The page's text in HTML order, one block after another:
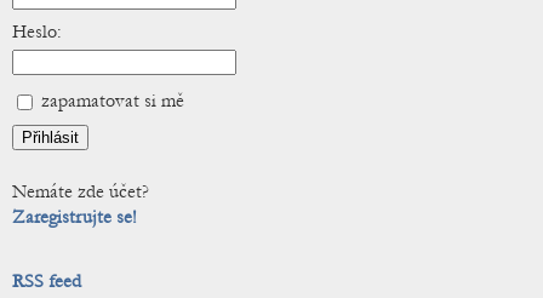
Heslo:
zapamatovat si mě
Nemáte zde účet?
Zaregistrujte se!
RSS feed